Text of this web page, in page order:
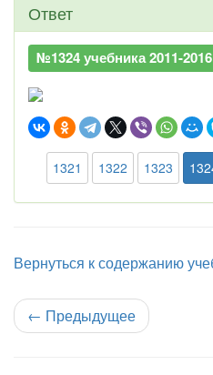
Ответ
№1324 учебника 2011-
1321 1322 1323
Вернуться к содержанию
← Предыдущее